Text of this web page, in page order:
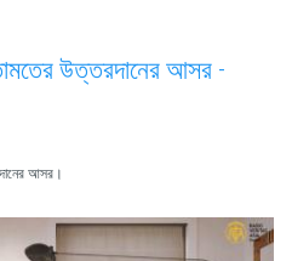
উত্তরদানের আসর -
আসর।